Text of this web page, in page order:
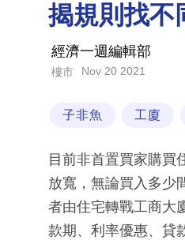
揭規則找不
經濟一週編輯部
樓市 Nov 20 2021
子非魚 工廈
目前非首置買家購買
放寬，無論買入多少
者由住宅轉戰工商大
款期、利率優惠、貸